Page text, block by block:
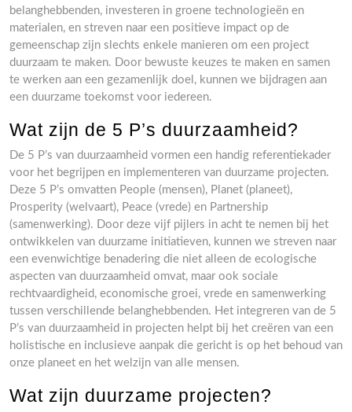
belanghebbenden, investeren in groene technologieën en
materialen, en streven naar een positieve impact op de
gemeenschap zijn slechts enkele manieren om een project
duurzaam te maken. Door bewuste keuzes te maken en samen
te werken aan een gezamenlijk doel, kunnen we bijdragen aan
een duurzame toekomst voor iedereen.
Wat zijn de 5 P’s duurzaamheid?
De 5 P’s van duurzaamheid vormen een handig referentiekader
voor het begrijpen en implementeren van duurzame projecten.
Deze 5 P’s omvatten People (mensen), Planet (planeet),
Prosperity (welvaart), Peace (vrede) en Partnership
(samenwerking). Door deze vijf pijlers in acht te nemen bij het
ontwikkelen van duurzame initiatieven, kunnen we streven naar
een evenwichtige benadering die niet alleen de ecologische
aspecten van duurzaamheid omvat, maar ook sociale
rechtvaardigheid, economische groei, vrede en samenwerking
tussen verschillende belanghebbenden. Het integreren van de 5
P’s van duurzaamheid in projecten helpt bij het creëren van een
holistische en inclusieve aanpak die gericht is op het behoud van
onze planeet en het welzijn van alle mensen.
Wat zijn duurzame projecten?